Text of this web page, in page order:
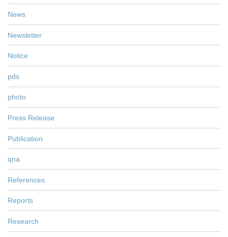
News
Newsletter
Notice
pds
photo
Press Release
Publication
qna
References
Reports
Research